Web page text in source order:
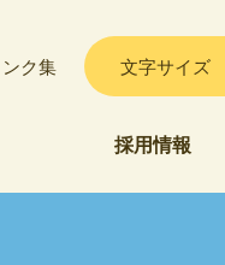
ンク集 文字サイズ
採用情報